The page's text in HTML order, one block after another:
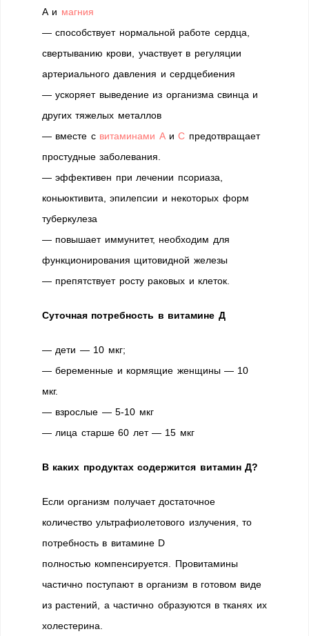
А и магния
— способствует нормальной работе сердца,
свертыванию крови, участвует в регуляции
артериального давления и сердцебиения
— ускоряет выведение из организма свинца и
других тяжелых металлов
— вместе с витаминами АиС предотвращает
простудные заболевания.
— эффективен при лечении псориаза,
коньюктивита, эпилепсии и некоторых форм
туберкулеза
— повышает иммунитет, необходим для
функционирования щитовидной железы
— препятствует росту раковых и клеток.
Суточная потребность в витамине Д
— дети — 10 мкг;
— беременные и кормящие женщины — 10
мкг.
— взрослые — 5-10 мкг
— лица старше 60 лет — 15 мкг
В каких продуктах содержится витамин Д?
Если организм получает достаточное
количество ультрафиолетового излучения, то
потребность в витамине D
полностью компенсируется. Провитамины
частично поступают в организм в готовом виде
из растений, а частично образуются в тканях их
холестерина.